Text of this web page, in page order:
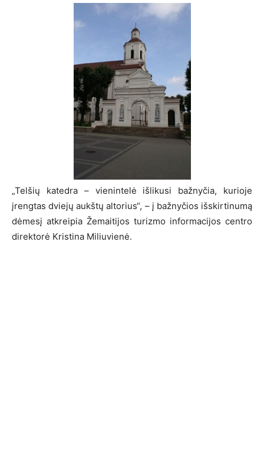
„Telšių katedra – vienintelė išlikusi bažnyčia, kurioje
įrengtas dviejų aukštų altorius“, – į bažnyčios išskirtinumą
dėmesį atkreipia Žemaitijos turizmo informacijos centro
direktorė Kristina Miliuvienė.